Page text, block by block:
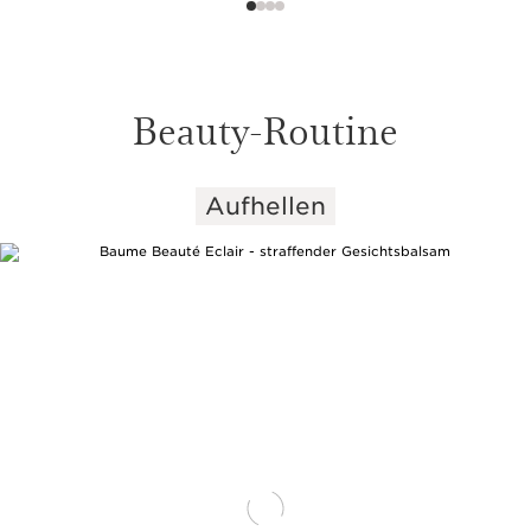
Beauty-Routine
WEITER ZUM INHALTAufhellen